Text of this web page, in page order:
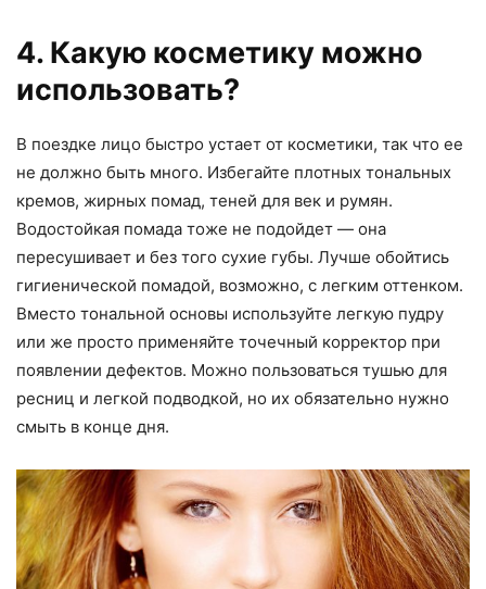
4. Какую косметику можно
использовать?
В поездке лицо быстро устает от косметики, так что ее
не должно быть много. Избегайте плотных тональных
кремов, жирных помад, теней для век и румян.
Водостойкая помада тоже не подойдет — она
пересушивает и без того сухие губы. Лучше обойтись
гигиенической помадой, возможно, с легким оттенком.
Вместо тональной основы используйте легкую пудру
или же просто применяйте точечный корректор при
появлении дефектов. Можно пользоваться тушью для
ресниц и легкой подводкой, но их обязательно нужно
смыть в конце дня.